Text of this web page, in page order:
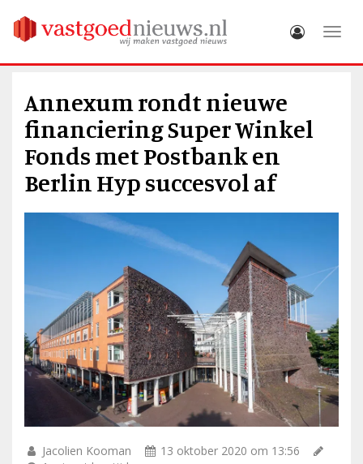
Annexum rondt nieuwe
financiering Super Winkel
Fonds met Postbank en
Berlin Hyp succesvol af
Jacolien Kooman
13 oktober 2020 om 13:56